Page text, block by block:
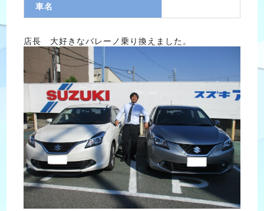
車名
店長 大好きなバレーノ乗り換えました。